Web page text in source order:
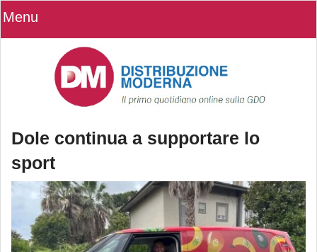
Menu
Dole continua a supportare lo
sport